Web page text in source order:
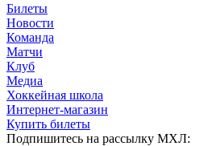
Билеты
Новости
Команда
Матчи
Клуб
Медиа
Хоккейная школа
Интернет-магазин
Купить билеты
Подпишитесь на рассылку МХЛ: